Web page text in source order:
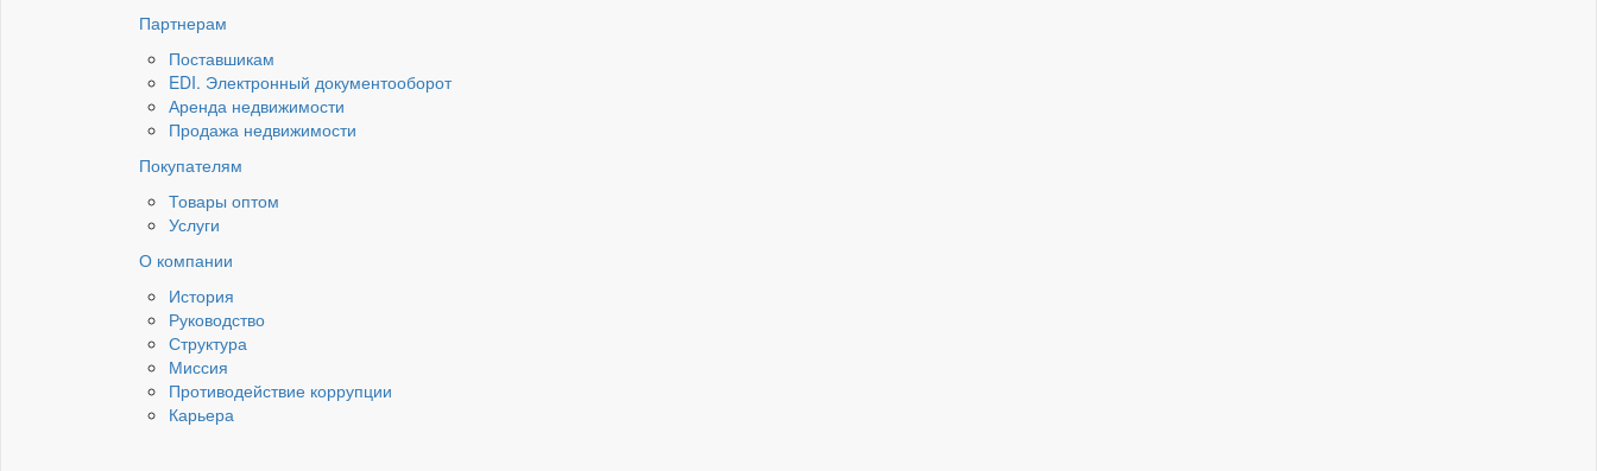
Партнерам
Поставшикам
EDI. Электронный документооборот
Аренда недвижимости
Продажа недвижимости
Покупателям
Товары оптом
Услуги
О компании
История
Руководство
Структура
Миссия
Противодействие коррупции
Карьера